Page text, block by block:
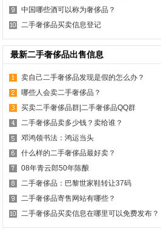
中国哪些酒可以称为奢侈品？
二手奢侈品买卖信息登记
最新二手奢侈品出售信息
卖自己二手奢侈品发现是假的怎么办？
哪些人会卖二手奢侈品？
买卖二手奢侈品群|二手奢侈品QQ群
二手奢侈品卖多少钱？卖给谁？
邓鸿领书法：鸿运当头
什么样的二手奢侈品最好卖？
08年青云郎50年陈酿
二手奢侈品：巴黎世家鞋转让37码
二手奢侈品寄售网站有哪些？
二手奢侈品买卖信息在哪里可以免费发布？